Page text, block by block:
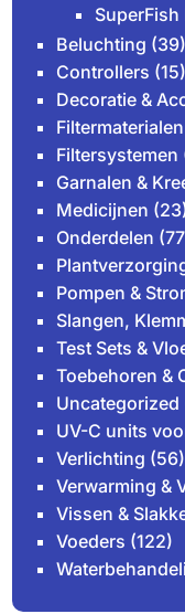
Beluchting (39)
Controllers (15)
Decoratie &
Filtermaterialen
Filtersystemen
Garnalen &
Medicijnen
Onderdelen
Pompen &
Slangen,
Test Sets &
Toebehoren &
Uncategorized
UV-C units
Verlichting (56)
Verwarming &
Vissen &
Voeders (122)